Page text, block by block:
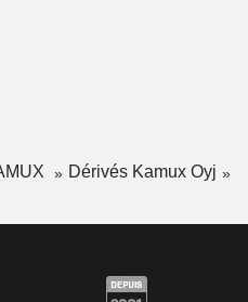
Dérivés Kamux Oyj